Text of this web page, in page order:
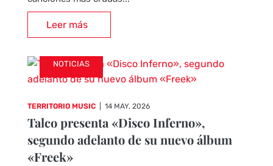
Leer más
NOTICIAS
TERRITORIO MUSIC 14 MAY, 2026
Talco presenta «Disco Inferno»,
segundo adelanto de su nuevo álbum
«Freek»